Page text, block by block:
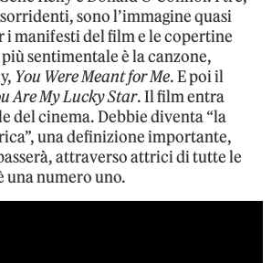
sono l’immagine quasi
i manifesti del film e le copertine
sentimentale è la canzone,
You Were Meant for Me. E poi il
Are My Lucky Star. Il film entra
del cinema. Debbie diventa “la
una definizione importante,
attraverso attrici di tutte le
una numero uno.